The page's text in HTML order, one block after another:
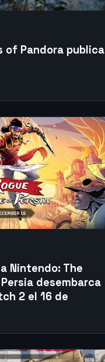
of Pandora publica
Nintendo: The
desembarca
2 el 16 de